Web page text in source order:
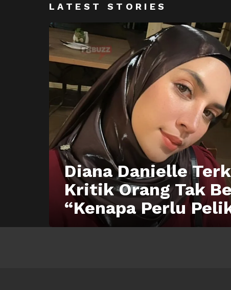
LATEST STORIES
Diana Danielle
Kritik Orang Tak
“Kenapa Perlu